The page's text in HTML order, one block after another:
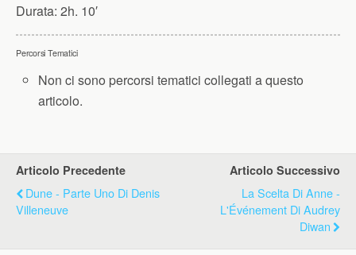
Durata: 2h. 10′
Percorsi Tematici
Non ci sono percorsi tematici collegati a questo
articolo.
Articolo Precedente
Dune - Parte Uno Di Denis
Villeneuve
Articolo Successivo
La Scelta Di Anne -
L'Événement Di Audrey
Diwan